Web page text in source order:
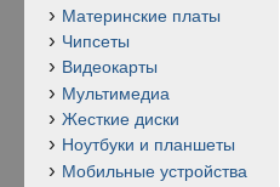
Материнские платы
Чипсеты
Видеокарты
Мультимедиа
Жесткие диски
Ноутбуки и планшеты
Мобильные устройства